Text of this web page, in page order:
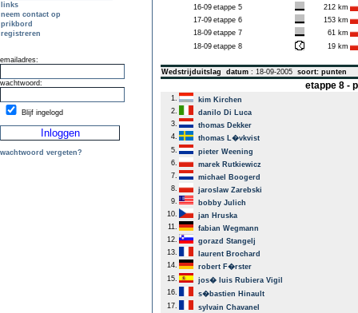
links
neem contact op
prikbord
registreren
emailadres:
wachtwoord:
Blijf ingelogd
wachtwoord vergeten?
16-09 etappe 5
212 km
17-09 etappe 6
153 km
18-09 etappe 7
61 km
18-09 etappe 8 19 km
Wedstrijduitslag datum : 18-09-2005 soort: punten
etappe 8 -
1.
kim Kirchen
2.
danilo Di Luca
3.
thomas Dekker
4.
thomas L�vkvist
5.
pieter Weening
6.
marek Rutkiewicz
7.
michael Boogerd
8.
jaroslaw Zarebski
9.
bobby Julich
10.
jan Hruska
11.
fabian Wegmann
12.
gorazd Stangelj
13.
laurent Brochard
14.
robert F�rster
15.
jos� luis Rubiera Vigil
16.
s�bastien Hinault
17.
sylvain Chavanel